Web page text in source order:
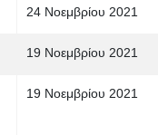
24 Νοεμβρίου 2021
19 Νοεμβρίου 2021
19 Νοεμβρίου 2021